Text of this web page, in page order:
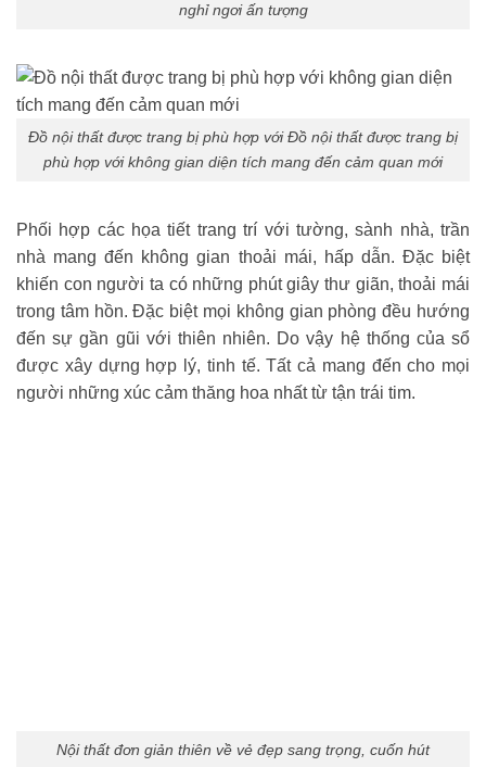
nghỉ ngơi ấn tượng
Đồ nội thất được trang bị phù hợp với Đồ nội thất được trang bị
phù hợp với không gian diện tích mang đến cảm quan mới
Phối hợp các họa tiết trang trí với tường, sành nhà, trần
nhà mang đến không gian thoải mái, hấp dẫn. Đặc biệt
khiến con người ta có những phút giây thư giãn, thoải mái
trong tâm hồn. Đặc biệt mọi không gian phòng đều hướng
đến sự gần gũi với thiên nhiên. Do vậy hệ thống của sổ
được xây dựng hợp lý, tinh tế. Tất cả mang đến cho mọi
người những xúc cảm thăng hoa nhất từ tận trái tim.
Nội thất đơn giản thiên về vẻ đẹp sang trọng, cuốn hút